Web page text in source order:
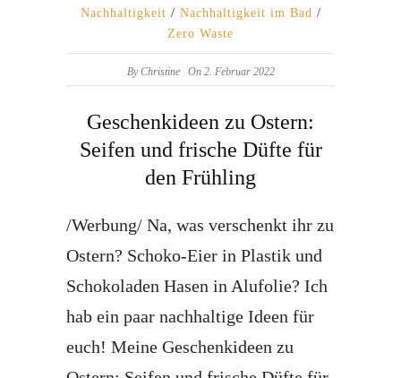
Nachhaltigkeit / Nachhaltigkeit im Bad /
Zero Waste
ByChristine On 2. Februar 2022
Geschenkideen zu Ostern:
Seifen und frische Düfte für
den Frühling
/Werbung/ Na, was verschenkt ihr zu
Ostern? Schoko-Eier in Plastik und
Schokoladen Hasen in Alufolie? Ich
hab ein paar nachhaltige Ideen für
euch! Meine Geschenkideen zu